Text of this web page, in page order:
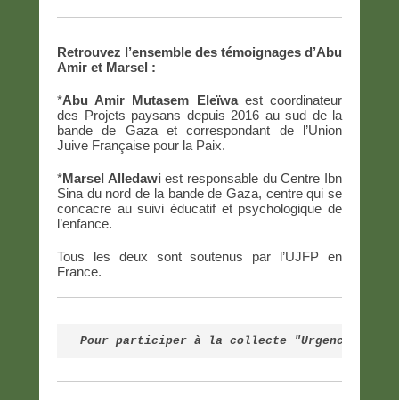
Retrouvez l’ensemble des témoignages d’Abu
Amir et Marsel :
*Abu Amir Mutasem Eleïwaest coordinateur
des Projets paysans depuis 2016 au sud de la
bande de Gaza et correspondant de l’Union
Juive Française pour la Paix.
*Marsel Alledawi est responsable du Centre Ibn
Sina du nord de la bande de Gaza, centre qui se
concacre au suivi éducatif et psychologique de
l’enfance.
Tous les deux sont soutenus par l’UJFP en
France.
Pour participer à la collecte "Urgence